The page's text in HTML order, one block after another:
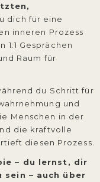
dich für eine
inneren Prozess
Gesprächen
Raum für
du Schritt für
und
Menschen in der
die kraftvolle
diesen Prozess.
– du lernst, dir
– auch über